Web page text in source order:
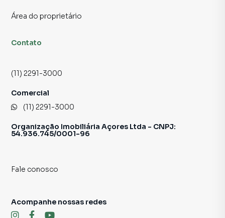
discutir os detalhes, não hesite em entrar em contato
Fotos meramente ilustrativas.
Área do proprietário
Contato
(11) 2291-3000
Comercial
(11) 2291-3000
Organização Imobiliária Açores Ltda - CNPJ:
54.936.745/0001-96
Fale conosco
Acompanhe nossas redes